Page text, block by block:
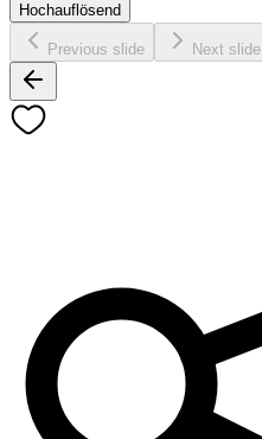
Hochauflösend
Previous slide Next slide